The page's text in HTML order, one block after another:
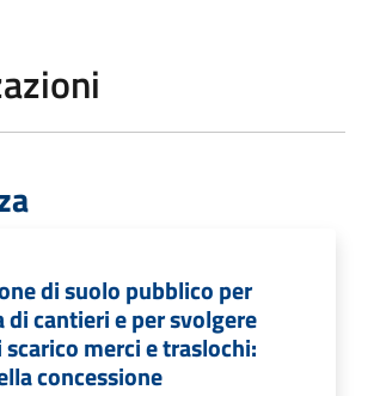
di suolo pubblico per
cantieri e per svolgere
merci e traslochi:
concessione